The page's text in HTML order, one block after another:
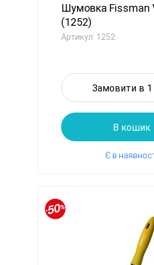
Шумовка Fissman
(1252)
Артикул: 1252
Замовити в 1
В кошик
Є в